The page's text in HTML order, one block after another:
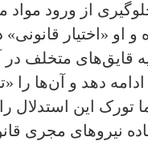
از ورود مواد
و او «اختیار قانونی»
قایق‌های متخلف
ادامه دهد و آن‌ها را
تورک این استدلال
نیروهای مجری